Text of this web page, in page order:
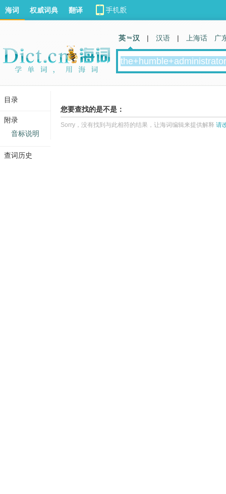
您要查找的是不是：
Sorry，没有找到与此相符的结果，让海词编辑来提供解释 请
海词 权威词典 翻译
英 汉 | 汉语 | 上海话 广
目录
附录
音标说明
查词历史